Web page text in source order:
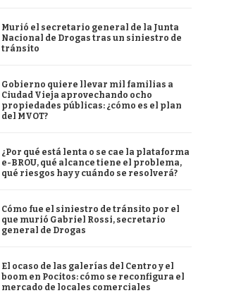
Murió el secretario general de la Junta
Nacional de Drogas tras un siniestro de
tránsito
Gobierno quiere llevar mil familias a
Ciudad Vieja aprovechando ocho
propiedades públicas: ¿cómo es el plan
del MVOT?
¿Por qué está lenta o se cae la plataforma
e-BROU, qué alcance tiene el problema,
qué riesgos hay y cuándo se resolverá?
Cómo fue el siniestro de tránsito por el
que murió Gabriel Rossi, secretario
general de Drogas
El ocaso de las galerías del Centro y el
boom en Pocitos: cómo se reconfigura el
mercado de locales comerciales